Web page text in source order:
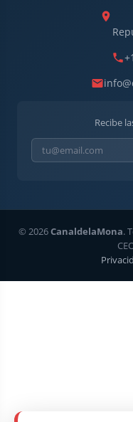
Recibe
© 2026CanaldelaMona.